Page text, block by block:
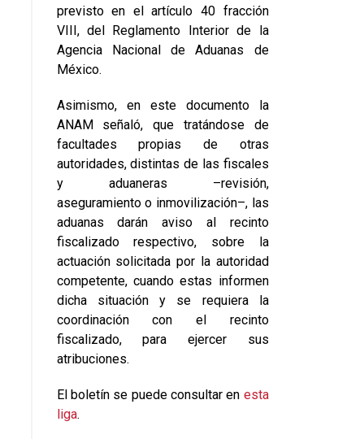
previsto en el artículo 40 fracción
VIII, del Reglamento Interior de la
Agencia Nacional de Aduanas de
México.
Asimismo, en este documento la
ANAM señaló, que tratándose de
facultades propias de otras
autoridades, distintas de las fiscales
y aduaneras –revisión,
aseguramiento o inmovilización–, las
aduanas darán aviso al recinto
fiscalizado respectivo, sobre la
actuación solicitada por la autoridad
competente, cuando estas informen
dicha situación y se requiera la
coordinación con el recinto
fiscalizado, para ejercer sus
atribuciones.
El boletín se puede consultar en esta
liga.